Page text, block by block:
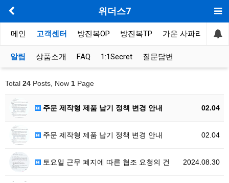
위더스7
메인 고객센터 방진복OP 방진복TP 가운 사파리 봉
알림 상품소개 FAQ 1:1Secret 질문답변
Total 24 Posts, Now 1 Page
02.04
주문 제작형 제품 납기 정책 변경 안내
02.04
주문 제작형 제품 납기 정책 변경 안내
2024.08.30
토요일 근무 폐지에 따른 협조 요청의 건